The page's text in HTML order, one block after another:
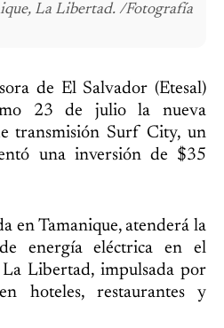
La Libertad. /Fotografía
de El Salvador (Etesal)
23 de julio la nueva
transmisión Surf City, un
una inversión de $35
en Tamanique, atenderá la
energía eléctrica en el
Libertad, impulsada por
hoteles, restaurantes y